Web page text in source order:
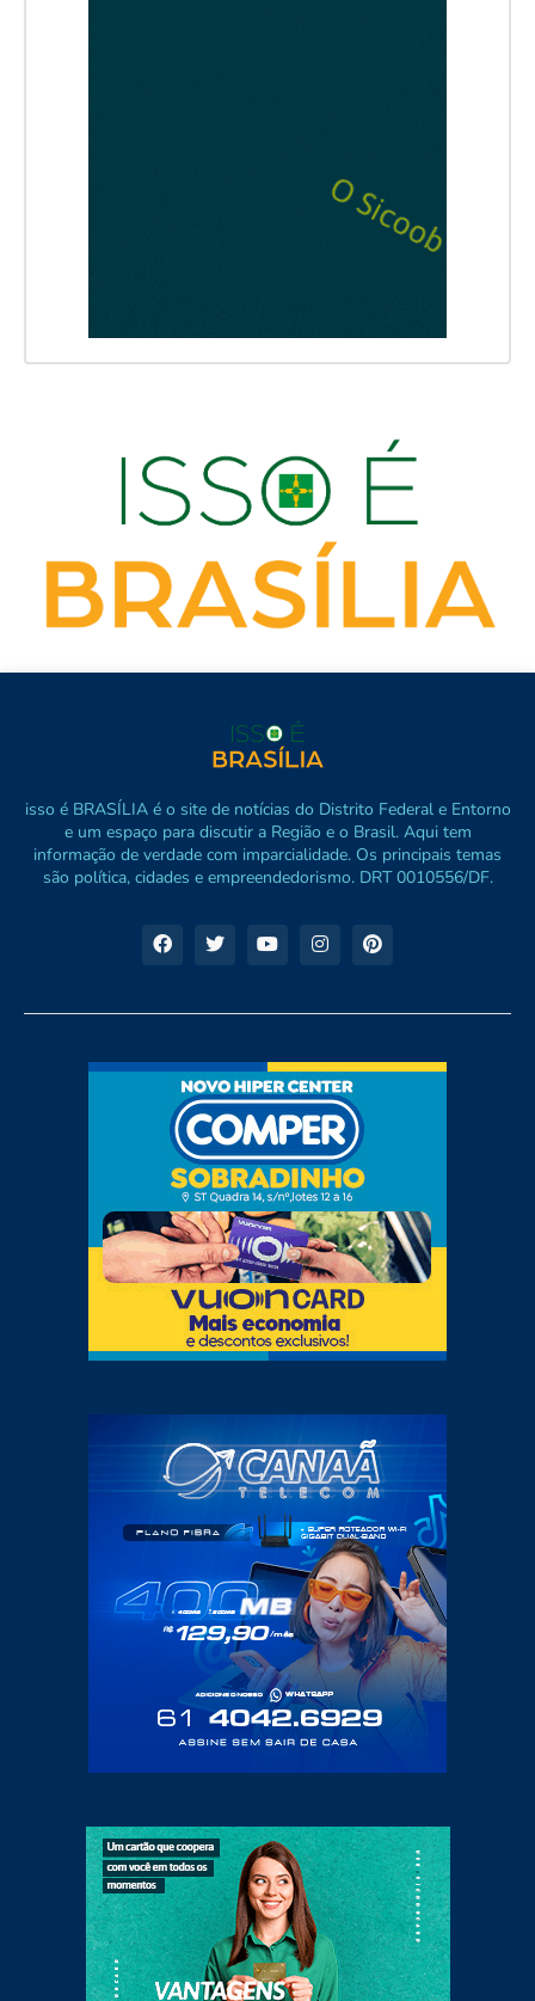
isso é BRASÍLIA é o site de notícias do Distrito Federal e Entorno
e um espaço para discutir a Região e o Brasil. Aqui tem
informação de verdade com imparcialidade. Os principais temas
são política, cidades e empreendedorismo. DRT 0010556/DF.